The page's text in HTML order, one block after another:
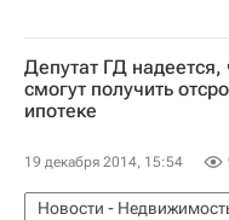
Депутат ГД надеется,
смогут получить
ипотеке
19 декабря 2014, 15:54
Новости -